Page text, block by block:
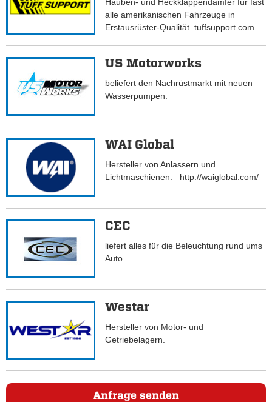
alle amerikanischen Fahrzeuge in
Erstausrüster-Qualität. tuffsupport.com
US Motorworks
beliefert den Nachrüstmarkt mit neuen
Wasserpumpen.
WAI Global
Hersteller von Anlassern und
Lichtmaschienen. http://waiglobal.com/
CEC
liefert alles für die Beleuchtung rund ums
Auto.
Westar
Hersteller von Motor- und
Getriebelagern.
Anfrage senden